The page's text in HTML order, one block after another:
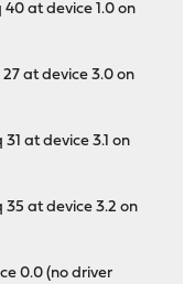
at device 1.0 on
27 at device 3.0 on
at device 3.1 on
35 at device 3.2 on
0.0 (no driver